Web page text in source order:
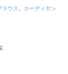
ラウス
カーディガン
の一覧